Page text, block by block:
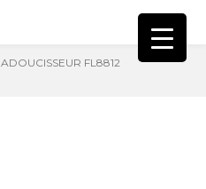
ADOUCISSEUR FL8812